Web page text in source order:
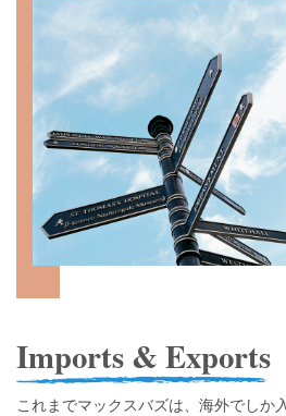
Imports & Exports
これまでマックスバズは、海外でしか